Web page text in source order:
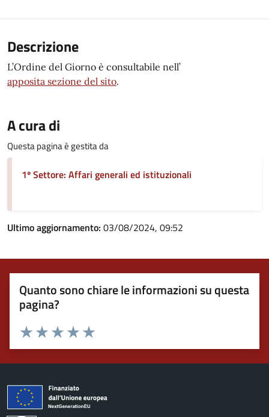
Descrizione
L’Ordine del Giorno è consultabile nell’
apposita sezione del sito.
A cura di
Questa pagina è gestita da
1º Settore: Affari generali ed istituzionali
Ultimo aggiornamento: 03/08/2024, 09:52
Quanto sono chiare le informazioni su questa
pagina?
Valuta 5 stelle su 5
Valuta 4 stelle su 5
Valuta 3 stelle su 5
Valuta 2 stelle su 5
Valuta 1 stelle su 5